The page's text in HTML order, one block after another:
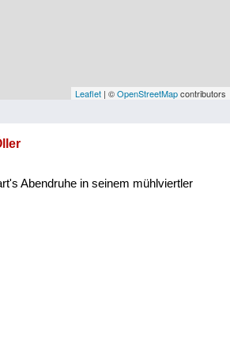
VorarlbergLeaflet | ©OpenStreetMapcontributors
Abendruhe in seinem mühlviertler